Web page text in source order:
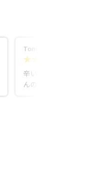
Tomohiro
辛い時もありました
んのお陰で一歩前に